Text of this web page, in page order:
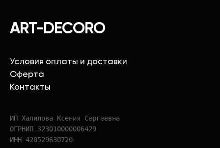
ART-DECORO
Условия оплаты и доставки
Оферта
Контакты
ИП Халилова Ксения Сергеевна
ОГРНИП 323010000006429
ИНН 420529630720